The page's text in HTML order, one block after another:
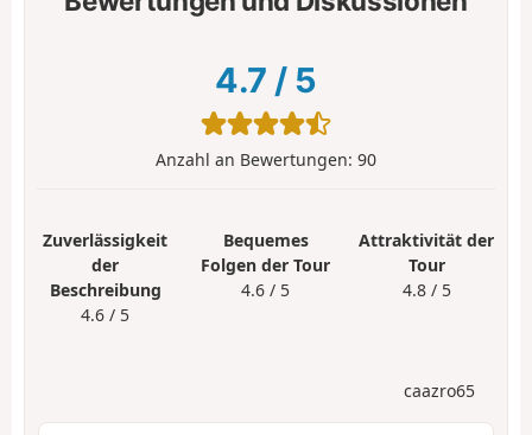
4.7 / 5
Anzahl an Bewertungen: 90
Zuverlässigkeit
der
Beschreibung
4.6 / 5
Bequemes
Folgen der Tour
4.6 / 5
Attraktivität der
Tour
4.8 / 5
caazro65